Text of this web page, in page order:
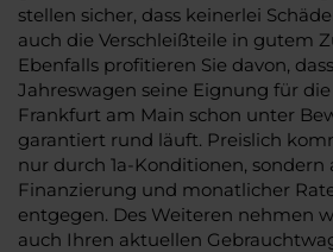
stellen sicher, dass keinerlei
auch die Verschleißteile in gutem
Ebenfalls profitieren Sie davon,
Jahreswagen seine Eignung für
Frankfurt am Main schon unter
garantiert rund läuft. Preislich
nur durch 1a-Konditionen,
Finanzierung und monatlicher
entgegen. Des Weiteren nehmen
auch Ihren aktuellen